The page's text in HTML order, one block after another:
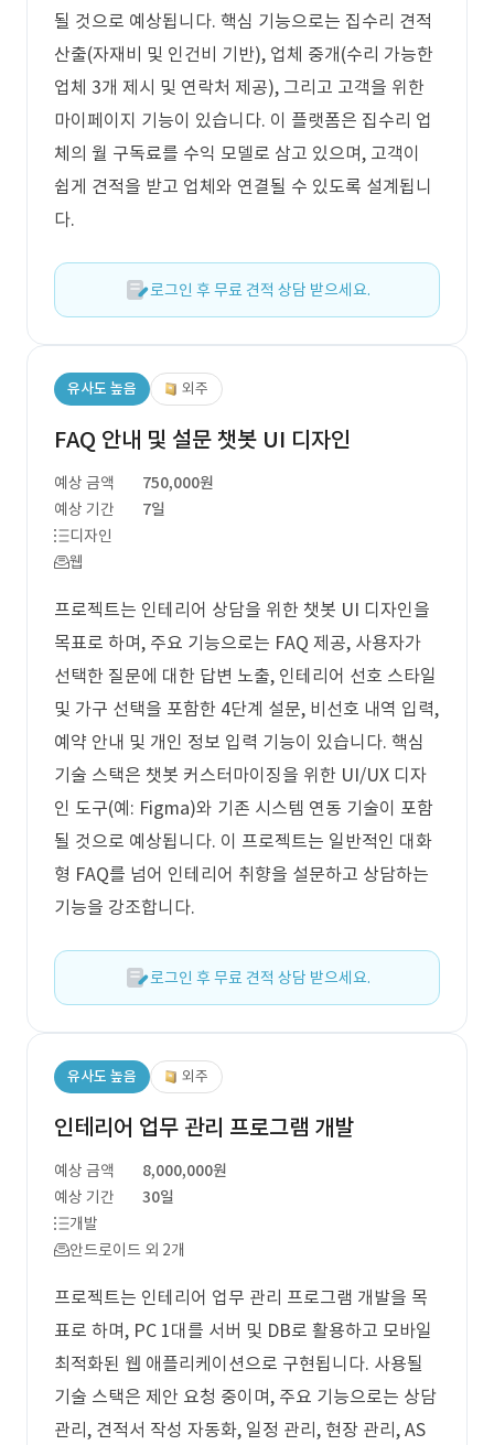
될 것으로 예상됩니다. 핵심 기능으로는 집수리 견적
산출(자재비 및 인건비 기반), 업체 중개(수리 가능한
업체 3개 제시 및 연락처 제공), 그리고 고객을 위한
마이페이지 기능이 있습니다. 이 플랫폼은 집수리 업
체의 월 구독료를 수익 모델로 삼고 있으며, 고객이
쉽게 견적을 받고 업체와 연결될 수 있도록 설계됩니
다.
로그인 후 무료 견적 상담 받으세요.
유사도 높음 외주
FAQ 안내 및 설문 챗봇 UI 디자인
예상 금액
750,000원
예상 기간
7일
디자인
웹
프로젝트는 인테리어 상담을 위한 챗봇 UI 디자인을
목표로 하며, 주요 기능으로는 FAQ 제공, 사용자가
선택한 질문에 대한 답변 노출, 인테리어 선호 스타일
및 가구 선택을 포함한 4단계 설문, 비선호 내역 입력,
예약 안내 및 개인 정보 입력 기능이 있습니다. 핵심
기술 스택은 챗봇 커스터마이징을 위한 UI/UX 디자
인 도구(예: Figma)와 기존 시스템 연동 기술이 포함
될 것으로 예상됩니다. 이 프로젝트는 일반적인 대화
형 FAQ를 넘어 인테리어 취향을 설문하고 상담하는
기능을 강조합니다.
로그인 후 무료 견적 상담 받으세요.
유사도 높음 외주
인테리어 업무 관리 프로그램 개발
예상 금액
8,000,000원
예상 기간
30일
개발
안드로이드 외 2개
프로젝트는 인테리어 업무 관리 프로그램 개발을 목
표로 하며, PC 1대를 서버 및 DB로 활용하고 모바일
최적화된 웹 애플리케이션으로 구현됩니다. 사용될
기술 스택은 제안 요청 중이며, 주요 기능으로는 상담
관리, 견적서 작성 자동화, 일정 관리, 현장 관리, AS